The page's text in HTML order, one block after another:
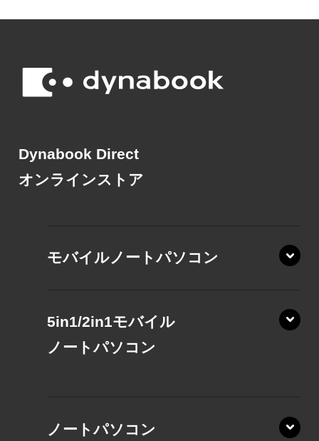
Dynabook Direct
オンラインストア
モバイルノートパソコン
XP/ZA
5in1/2in1モバイル
ノートパソコン
ノートパソコン